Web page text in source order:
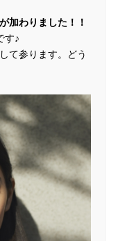
加わりました！！
す♪
て参ります。どう